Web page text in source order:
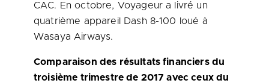
CAC. En octobre, Voyageur a livré un
quatrième appareil Dash 8-100 loué à
Wasaya Airways.
Comparaison des résultats financiers du
troisième trimestre de 2017 avec ceux du